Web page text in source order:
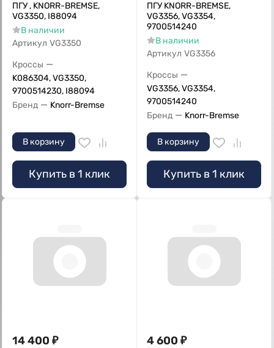
ПГУ , KNORR-BREMSE,
VG3350, I88094
В наличии
Артикул VG3350
Кроссы —
K086304, VG3350,
9700514230, I88094
Бренд — Knorr-Bremse
В корзину
Купить в 1 клик
ПГУ KNORR-BREMSE,
VG3356, VG3354,
9700514240
В наличии
Артикул VG3356
Кроссы —
VG3356, VG3354,
9700514240
Бренд — Knorr-Bremse
В корзину
Купить в 1 клик
14 400 ₽ 4 600 ₽